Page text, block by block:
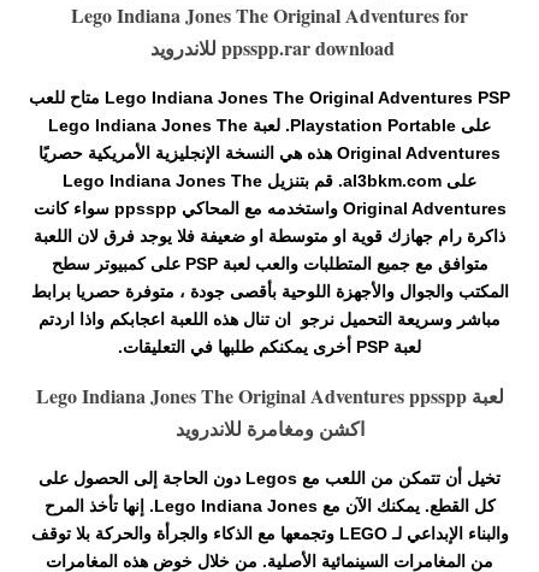
Lego Indiana Jones The Original Adventures for
ppsspp.rar download للاندرويد
Lego Indiana Jones The Original Adventures PSP متاح للعب
على Playstation Portable. لعبة Lego Indiana Jones The
Original Adventures هذه هي النسخة الإنجليزية الأمريكية حصريًا
على al3bkm.com. قم بتنزيل Lego Indiana Jones The
Original Adventures واستخدمه مع المحاكي ppsspp سواء كانت
ذاكرة رام جهازك قوية او متوسطة او ضعيفة فلا يوجد فرق لان اللعبة
متوافق مع جميع المتطلبات والعب لعبة PSP على كمبيوتر سطح
المكتب والجوال والأجهزة اللوحية بأقصى جودة ، متوفرة حصريا برابط
مباشر وسريعة التحميل نرجو ان تنال هذه اللعبة اعجابكم واذا اردتم
لعبة PSP أخرى يمكنكم طلبها في التعليقات.
لعبة Lego Indiana Jones The Original Adventures ppsspp
اكشن ومغامرة للاندرويد
تخيل أن تتمكن من اللعب مع Legos دون الحاجة إلى الحصول على
كل القطع. يمكنك الآن مع Lego Indiana Jones. إنها تأخذ المرح
والبناء الإبداعي لـ LEGO وتجمعها مع الذكاء والجرأة والحركة بلا توقف
من المغامرات السينمائية الأصلية. من خلال خوض هذه المغامرات